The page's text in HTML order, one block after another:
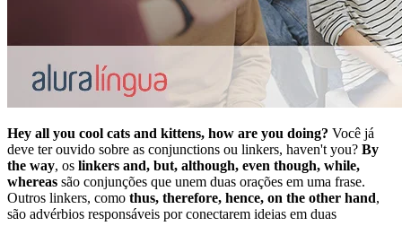
Hey all you cool cats and kittens, how are you doing? Você já
deve ter ouvido sobre as conjunctions ou linkers, haven't you? By
the way, os linkers and, but, although, even though, while,
whereas são conjunções que unem duas orações em uma frase.
Outros linkers, como thus, therefore, hence, on the other hand,
são advérbios responsáveis por conectarem ideias em duas